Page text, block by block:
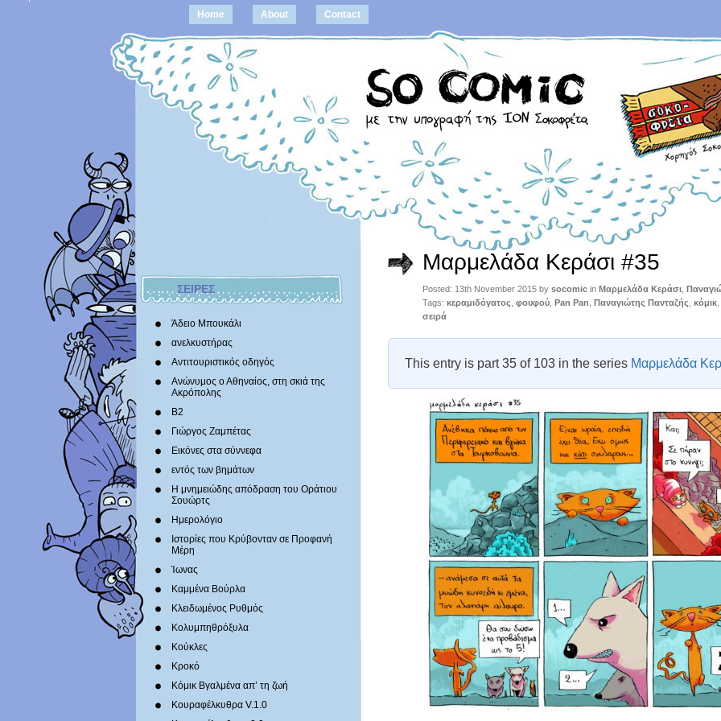
Home About Contact
ΣΕΙΡΕΣ
Άδειο Μπουκάλι
ανελκυστήρας
Αντιτουριστικός οδηγός
Ανώνυμος ο Αθηναίος, στη σκιά της
Ακρόπολης
Β2
Γιώργος Ζαμπέτας
Εικόνες στα σύννεφα
εντός των βημάτων
Η μνημειώδης απόδραση του Οράτιου
Σουώρτς
Ημερολόγιο
Ιστορίες που Κρύβονταν σε Προφανή
Μέρη
Ίωνας
Καμμένα Βούρλα
Κλειδωμένος Ρυθμός
Κολυμπηθρόξυλα
Κούκλες
Κροκό
Κόμικ Βγαλμένα απ’ τη ζωή
Κουραφέλκυθρα V.1.0
Μαρμελάδα Κεράσι #35
Posted: 13th November 2015 by socomic in Μαρμελάδα Κεράσι
Tags: κεραμιδόγατος φουφού Pan Pan Παναγιώτης Πανταζής κόμικ
σειρά
This entry is part 35 of 103 in the series Μαρμελάδα